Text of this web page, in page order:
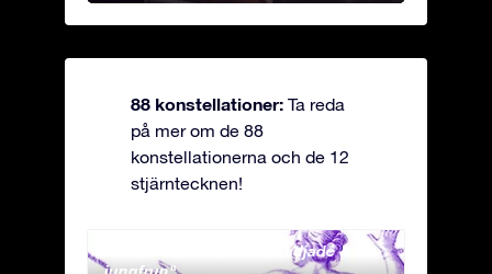
88 konstellationer: Ta reda
på mer om de 88
konstellationerna och de 12
stjärntecknen!
Andromeda - Den fastkedjade